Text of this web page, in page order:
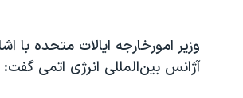
وزیر امورخارجه ایالات متحده
آژانس بین‌المللی انرژی اتمی